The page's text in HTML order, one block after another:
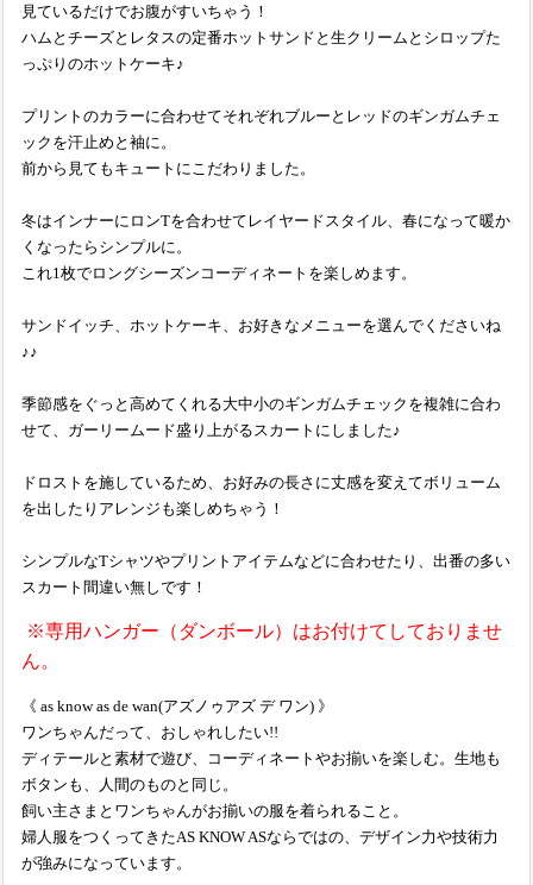
見ているだけでお腹がすいちゃう！
ハムとチーズとレタスの定番ホットサンドと生クリームとシロップた
っぷりのホットケーキ♪
プリントのカラーに合わせてそれぞれブルーとレッドのギンガムチェ
ックを汗止めと袖に。
前から見てもキュートにこだわりました。
冬はインナーにロンTを合わせてレイヤードスタイル、春になって暖か
くなったらシンプルに。
これ1枚でロングシーズンコーディネートを楽しめます。
サンドイッチ、ホットケーキ、お好きなメニューを選んでくださいね
♪♪
季節感をぐっと高めてくれる大中小のギンガムチェックを複雑に合わ
せて、ガーリームード盛り上がるスカートにしました♪
ドロストを施しているため、お好みの長さに丈感を変えてボリューム
を出したりアレンジも楽しめちゃう！
シンプルなTシャツやプリントアイテムなどに合わせたり、出番の多い
スカート間違い無しです！
※専用ハンガー（ダンボール）はお付けてしておりませ
ん。
《 as know as de wan(アズノゥアズ デ ワン) 》
ワンちゃんだって、おしゃれしたい!!
ディテールと素材で遊び、コーディネートやお揃いを楽しむ。生地も
ボタンも、人間のものと同じ。
飼い主さまとワンちゃんがお揃いの服を着られること。
婦人服をつくってきたAS KNOW ASならではの、デザイン力や技術力
が強みになっています。